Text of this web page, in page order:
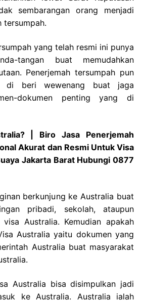
sembarangan orang menjadi
tersumpah.
yang telah resmi ini punya
tangan buat memudahkan
Penerjemah tersumpah pun
di beri wewenang buat jaga
dokumen penting yang di
| Biro Jasa Penerjemah
Akurat dan Resmi Untuk Visa
Jakarta Barat Hubungi 0877
berkunjung ke Australia buat
pribadi, sekolah, ataupun
Australia. Kemudian apakah
Australia yaitu dokumen yang
Australia buat masyarakat
Australia bisa disimpulkan jadi
ke Australia. Australia ialah